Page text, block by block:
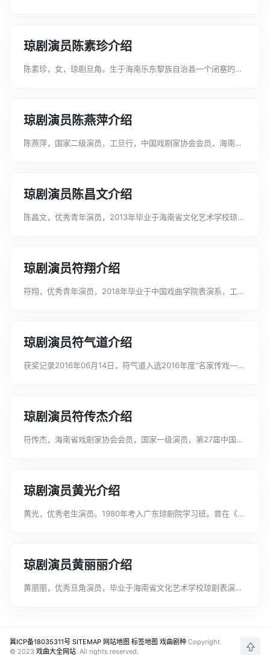
琼剧演员陈素珍介绍
陈素珍，女，琼剧旦角。生于海南乐东黎族自治县一个闭塞的黎
琼剧演员陈燕萍介绍
陈燕萍，国家二级演员，工旦行，中国戏剧家协会会员，海南省
琼剧演员陈昌文介绍
陈昌文，优秀青年演员，2013年毕业于海南省文化艺术学校琼剧
琼剧演员符翔介绍
符翔，优秀青年演员，2018年毕业于中国戏曲学院表演系，工文
琼剧演员符气道介绍
获奖记录2016年06月14日，符气道入选2016年度“名家传戏——
琼剧演员符传杰介绍
符传杰，海南省戏剧家协会会员，国家一级演员，第27届中国戏
琼剧演员黄光介绍
黄光，优秀老生演员。1980年考入广东琼剧院学习班。曾在《凤
琼剧演员黄丽丽介绍
黄丽丽，优秀旦角演员，毕业于海南省文化艺术学校琼剧表演专
冀ICP备18035311号 SITEMAP 网站地图 标签地图 戏曲剧种 Copyright
© 2023 戏曲大全网站. All rights reserved.